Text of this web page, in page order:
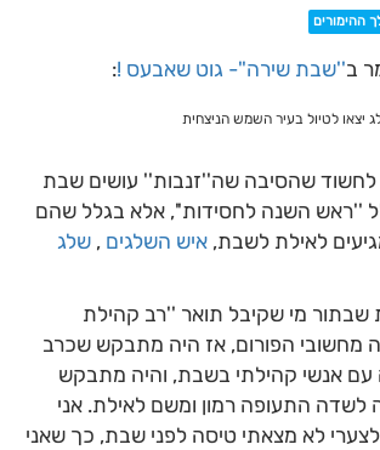
ההימורים
ב''שבת שירה''- גוט שאבעס !:
יצאו לטיול בעיר השמש הניצחית
שהסיבה שה''זנבות'' עושים שבת
''ראש השנה לחסידות'', אלא בגלל שהם
לאילת לשבת, איש השלגים , שלג
שבתור מי שקיבל תואר ''רב קהילת
מחשובי הפורום, אז היה מתבקש שכרב
עם אנשי קהילתי בשבת, והיה מתבקש
לשדה התעופה רמון ומשם לאילת. אני
לא מצאתי טיסה לפני שבת, כך שאני